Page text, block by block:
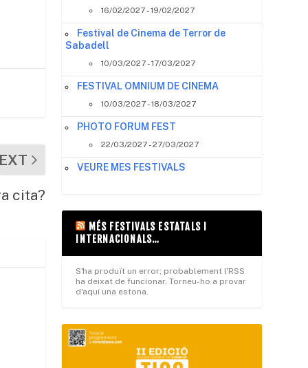
cita?
16/02/2027 - 19/02/2027
Festival de Cinema de Terror de
Sabadell
10/03/2027 - 17/03/2027
FESTIVAL OMNIUM DE CINEMA
10/03/2027 - 18/03/2027
PHOTO FORUM FEST
22/03/2027 - 27/03/2027
VEURE MES FESTIVALS
MÉS FESTIVALS ESTATALS I
INTERNACIONALS…
S'ha produït un error; probablement l'RSS
ha deixat de funcionar. Torneu-ho a provar
d'aquí una estona.